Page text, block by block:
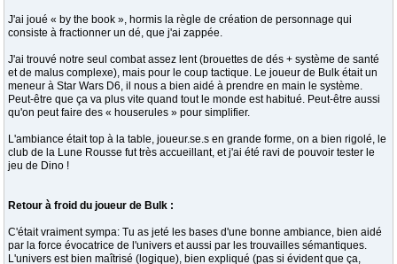
J'ai joué « by the book », hormis la règle de création de personnage qui
consiste à fractionner un dé, que j'ai zappée.
J'ai trouvé notre seul combat assez lent (brouettes de dés + système de santé
et de malus complexe), mais pour le coup tactique. Le joueur de Bulk était un
meneur à Star Wars D6, il nous a bien aidé à prendre en main le système.
Peut-être que ça va plus vite quand tout le monde est habitué. Peut-être aussi
qu'on peut faire des « houserules » pour simplifier.
L'ambiance était top à la table, joueur.se.s en grande forme, on a bien rigolé, le
club de la Lune Rousse fut très accueillant, et j'ai été ravi de pouvoir tester le
jeu de Dino !
Retour à froid du joueur de Bulk :
C'était vraiment sympa: Tu as jeté les bases d'une bonne ambiance, bien aidé
par la force évocatrice de l'univers et aussi par les trouvailles sémantiques.
L'univers est bien maîtrisé (logique), bien expliqué (pas si évident que ça,